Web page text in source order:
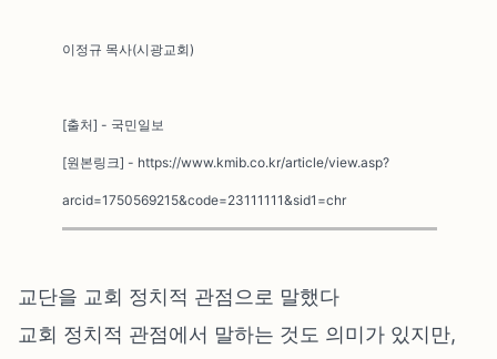
이정규 목사(시광교회)
[출처] - 국민일보
[원본링크] - https://www.kmib.co.kr/article/view.asp?
arcid=1750569215&code=23111111&sid1=chr
교단을 교회 정치적 관점으로 말했다
교회 정치적 관점에서 말하는 것도 의미가 있지만,